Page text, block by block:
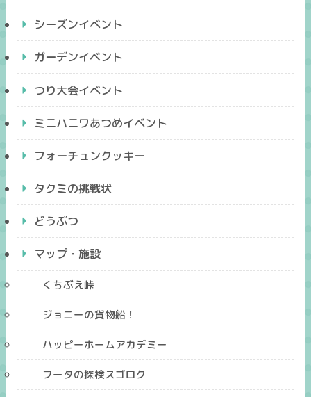
シーズンイベント
ガーデンイベント
つり大会イベント
ミニハニワあつめイベント
フォーチュンクッキー
タクミの挑戦状
どうぶつ
マップ・施設
くちぶえ峠
ジョニーの貨物船！
ハッピーホームアカデミー
フータの探検スゴロク